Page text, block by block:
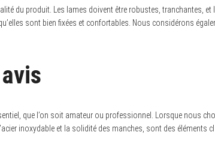
du produit. Les lames doivent être robustes, tranchantes,
sont bien fixées et confortables. Nous considérons
que l’on soit amateur ou professionnel. Lorsque nous
inoxydable et la solidité des manches, sont des éléments